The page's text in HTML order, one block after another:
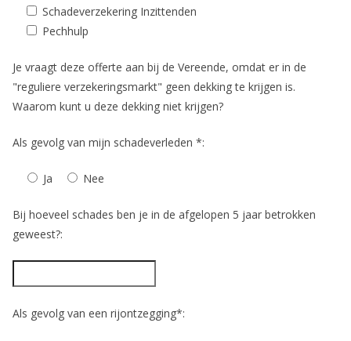
Schadeverzekering Inzittenden
Pechhulp
Je vraagt deze offerte aan bij de Vereende, omdat er in de
"reguliere verzekeringsmarkt" geen dekking te krijgen is.
Waarom kunt u deze dekking niet krijgen?
Als gevolg van mijn schadeverleden *:
Ja Nee
Bij hoeveel schades ben je in de afgelopen 5 jaar betrokken
geweest?:
Als gevolg van een rijontzegging*: